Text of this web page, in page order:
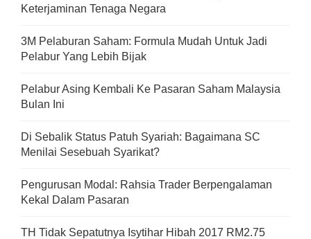
Keterjaminan Tenaga Negara
3M Pelaburan Saham: Formula Mudah Untuk Jadi
Pelabur Yang Lebih Bijak
Pelabur Asing Kembali Ke Pasaran Saham Malaysia
Bulan Ini
Di Sebalik Status Patuh Syariah: Bagaimana SC
Menilai Sesebuah Syarikat?
Pengurusan Modal: Rahsia Trader Berpengalaman
Kekal Dalam Pasaran
TH Tidak Sepatutnya Isytihar Hibah 2017 RM2.75